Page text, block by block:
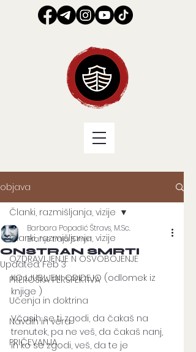
objava
Članki, razmišljanja, vizije
OZDRAVLJENJE N OSVOBOJENJE
PREROŠKA PERSPEKTIVA
Učenja in doktrina
Navdih in vera
PRIČEVANJA
Članki, razmišljanja, vizije
ONSTRAN SMRTI
Barbara Popadić Štravs, M.Sc.
Branje traja 5 min
Updated:Feb 3
KO LJUBLJENI ODIDEJO (odlomek iz
knjige )
Včasih se ti zgodi, da čakaš na
trenutek, pa ne veš, da čakaš nanj,
in ko se zgodi, veš, da te je